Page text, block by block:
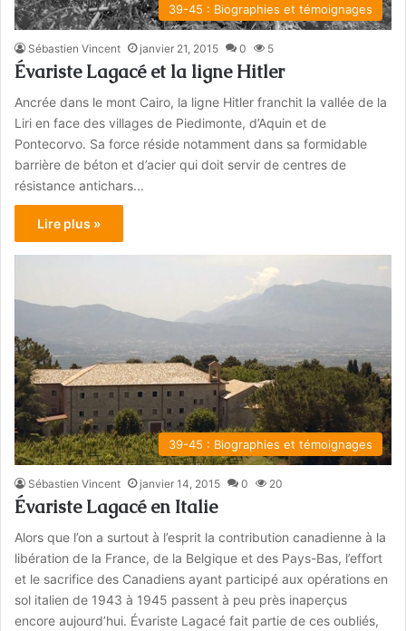
39-45 : Biographies et témoignages
Sébastien Vincent janvier 21, 2015 0 5
Évariste Lagacé et la ligne Hitler
Ancrée dans le mont Cairo, la ligne Hitler franchit la vallée de la
Liri en face des villages de Piedimonte, d’Aquin et de
Pontecorvo. Sa force réside notamment dans sa formidable
barrière de béton et d’acier qui doit servir de centres de
résistance antichars...
Lire plus »
39-45 : Biographies et témoignages
Sébastien Vincent janvier 14, 2015 0 20
Évariste Lagacé en Italie
Alors que l’on a surtout à l’esprit la contribution canadienne à la
libération de la France, de la Belgique et des Pays-Bas, l’effort
et le sacrifice des Canadiens ayant participé aux opérations en
sol italien de 1943 à 1945 passent à peu près inaperçus
encore aujourd’hui. Évariste Lagacé fait partie de ces oubliés,